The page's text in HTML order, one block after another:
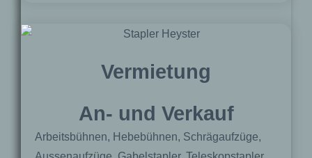
Vermietung
An- und Verkauf
Arbeitsbühnen, Hebebühnen, Schrägaufzüge,